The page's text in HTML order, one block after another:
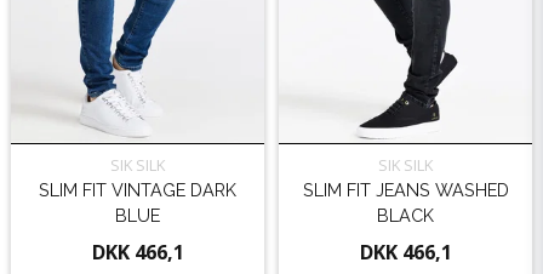
SIK SILK
SLIM FIT VINTAGE DARK
BLUE
DKK 466,1
SIK SILK
SLIM FIT JEANS WASHED
BLACK
DKK 466,1